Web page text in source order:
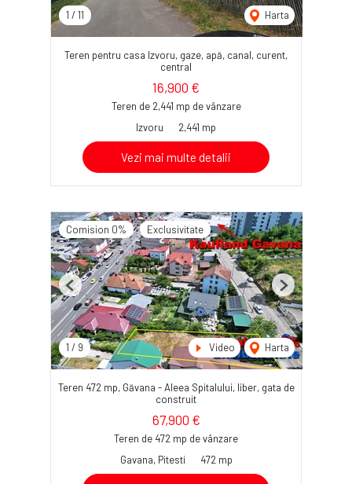
1 / 11 Harta
Teren pentru casa Izvoru, gaze, apă, canal, curent,
central
16,900 €
Teren de 2,441 mp de vânzare
Izvoru
2,441 mp
Vezi mai multe detalii
Comision 0% Exclusivitate
1 / 9 Video Harta
Previous Next
Teren 472 mp, Găvana - Aleea Spitalului, liber, gata de
construit
67,900 €
Teren de 472 mp de vânzare
Gavana, Pitesti
472 mp